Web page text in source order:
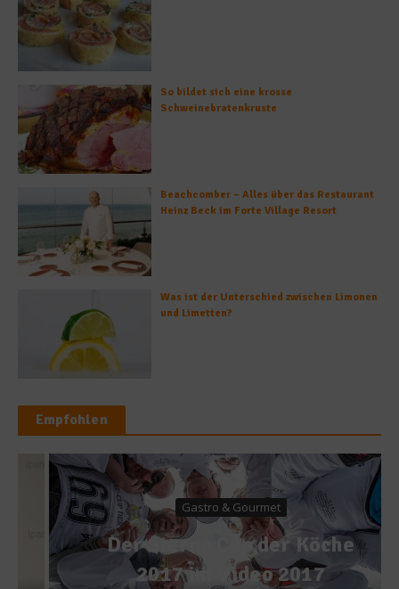
So bildet sich eine krosse
Schweinebratenkruste
Beachcomber – Alles über das Restaurant
Heinz Beck im Forte Village Resort
Was ist der Unterschied zwischen Limonen
und Limetten?
Empfohlen
Gastro & Gourmet
Der Sterne Cup der Köche
2017 im Video 2017